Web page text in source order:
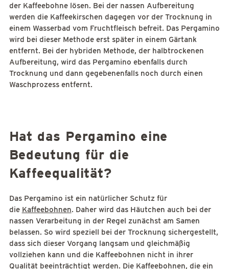
der Kaffeebohne lösen. Bei der nassen Aufbereitung
werden die Kaffeekirschen dagegen vor der Trocknung in
einem Wasserbad vom Fruchtfleisch befreit. Das Pergamino
wird bei dieser Methode erst später in einem Gärtank
entfernt. Bei der hybriden Methode, der halbtrockenen
Aufbereitung, wird das Pergamino ebenfalls durch
Trocknung und dann gegebenenfalls noch durch einen
Waschprozess entfernt.
Hat das Pergamino eine
Bedeutung für die
Kaffeequalität?
Das Pergamino ist ein natürlicher Schutz für
die Kaffeebohnen. Daher wird das Häutchen auch bei der
nassen Verarbeitung in der Regel zunächst am Samen
belassen. So wird speziell bei der Trocknung sichergestellt,
dass sich dieser Vorgang langsam und gleichmäßig
vollziehen kann und die Kaffeebohnen nicht in ihrer
Qualität beeinträchtigt werden. Die Kaffeebohnen, die ein